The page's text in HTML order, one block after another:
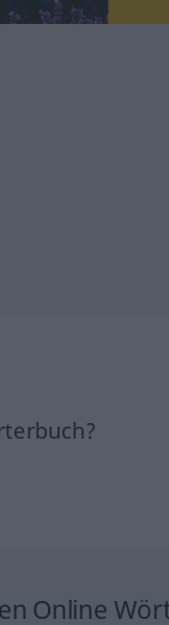
Online